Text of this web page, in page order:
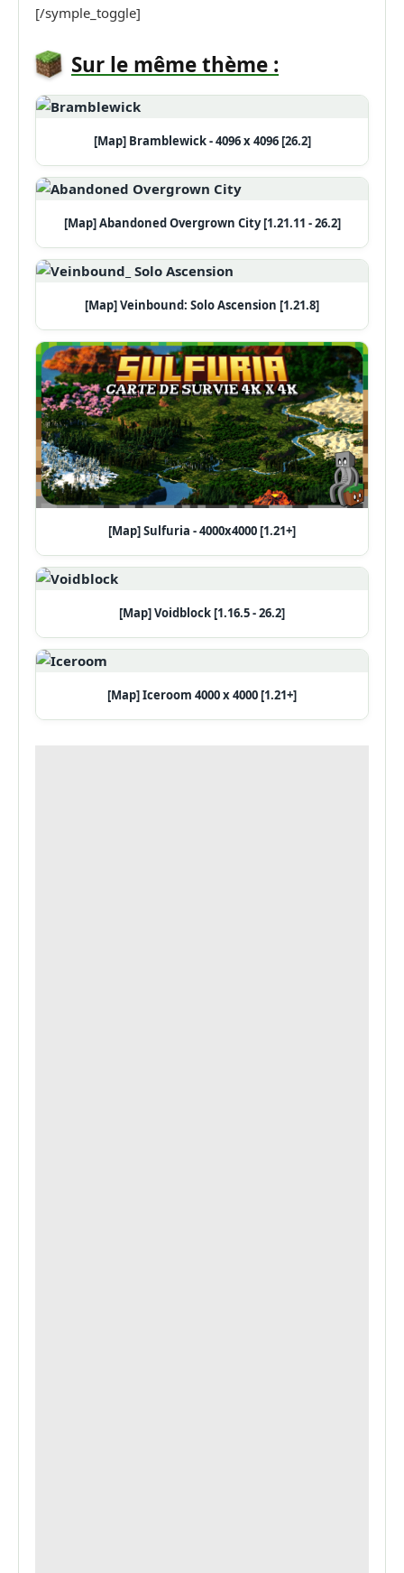
[/symple_toggle]
Sur le même thème :
[Map] Bramblewick - 4096 x 4096 [26.2]
[Map] Abandoned Overgrown City [1.21.11 - 26.2]
[Map] Veinbound: Solo Ascension [1.21.8]
[Map] Sulfuria - 4000x4000 [1.21+]
[Map] Voidblock [1.16.5 - 26.2]
[Map] Iceroom 4000 x 4000 [1.21+]